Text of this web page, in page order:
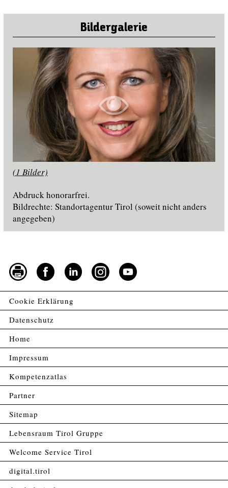
Bildergalerie
(1 Bilder)
Abdruck honorarfrei.
Bildrechte: Standortagentur Tirol (soweit nicht anders
angegeben)
Cookie Erklärung
Datenschutz
Home
Impressum
Kompetenzatlas
Partner
Sitemap
Lebensraum Tirol Gruppe
Welcome Service Tirol
digital.tirol